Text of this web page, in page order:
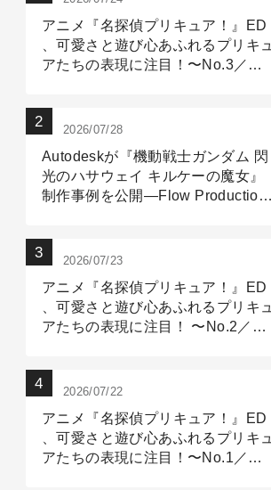
アニメ『名探偵プリキュア！』ED
、可愛さと遊び心あふれるプリキュ
アたちの表現に注目！〜No.3／ア
2026/07/28
Autodeskが『機動戦士ガンダム 閃
光のハサウェイ キルケーの魔女』
制作事例を公開―Flow Production
2026/07/23
アニメ『名探偵プリキュア！』ED
、可愛さと遊び心あふれるプリキュ
アたちの表現に注目！ 〜No.2／モ
2026/07/22
アニメ『名探偵プリキュア！』ED
、可愛さと遊び心あふれるプリキュ
アたちの表現に注目！〜No.1／演